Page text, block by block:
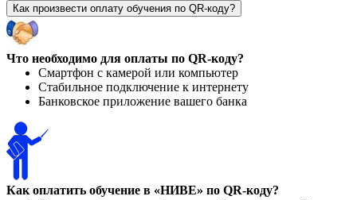
Как произвести оплату обучения по QR-коду?
Что необходимо для оплаты по QR-коду?
Смартфон с камерой или компьютер
Стабильное подключение к интернету
Банковское приложение вашего банка
Как оплатить обучение в «НИВЕ» по QR-коду?